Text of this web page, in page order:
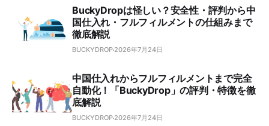
BuckyDropは怪しい？安全性・評判から中
国仕入れ・フルフィルメントの仕組みまで
徹底解説
BUCKYDROP 2026年7月24日
中国仕入れからフルフィルメントまで完全
自動化！「BuckyDrop」の評判・特徴を徹
底解説
BUCKYDROP 2026年7月24日